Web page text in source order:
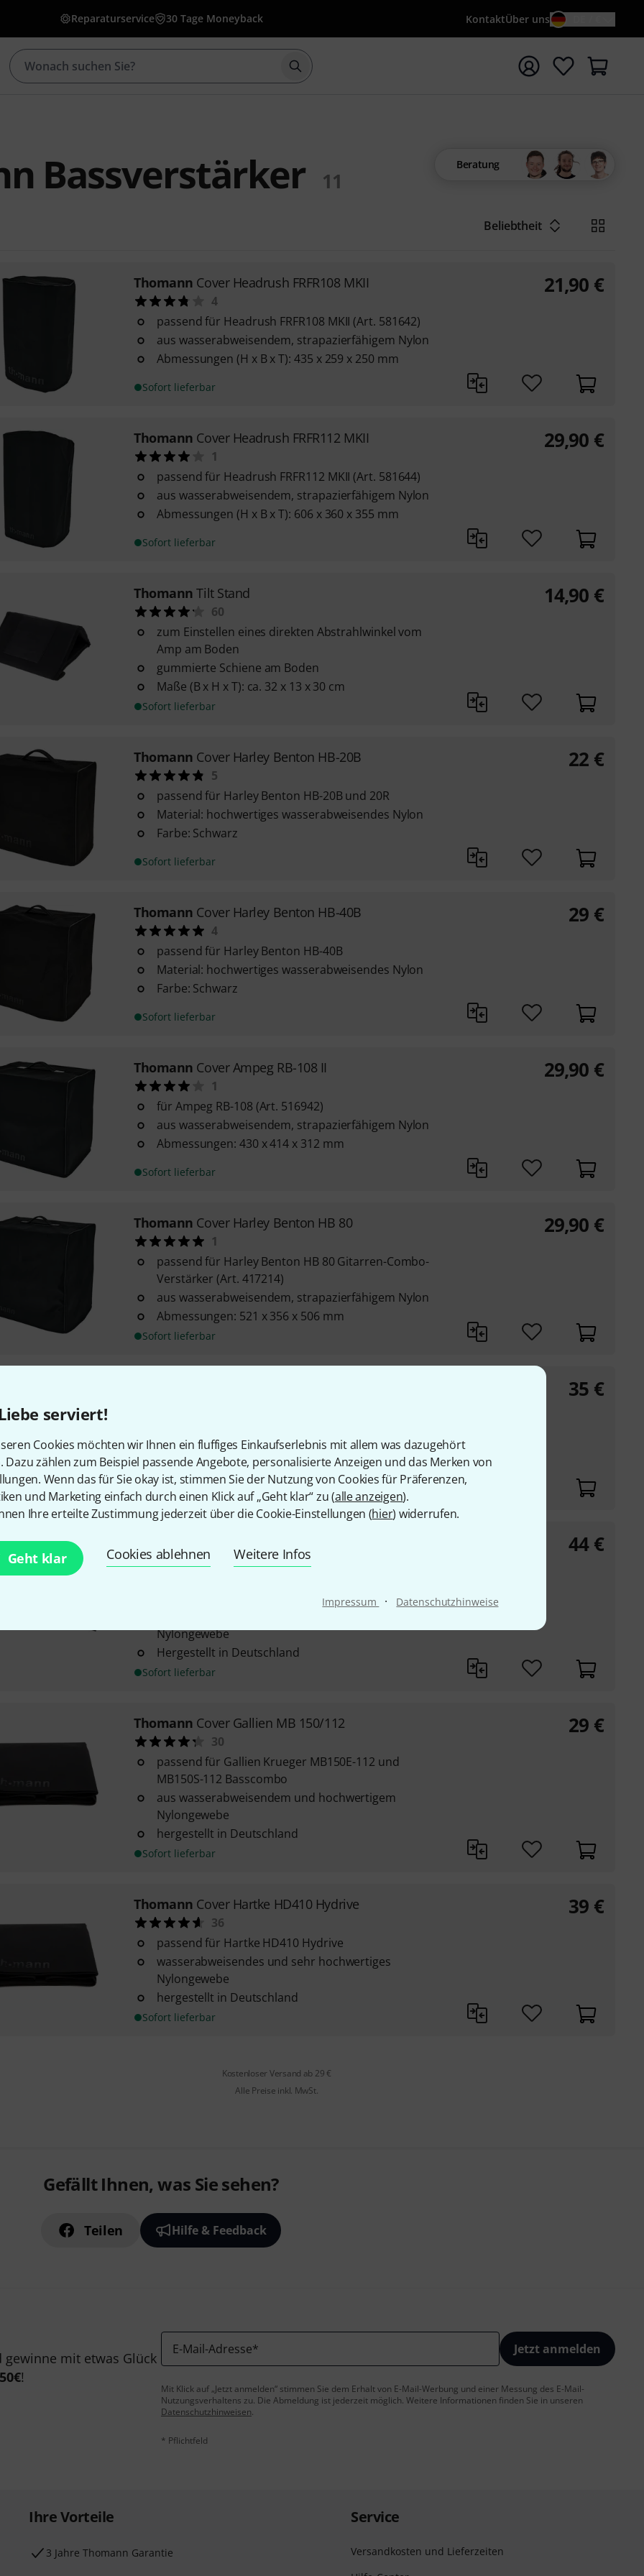
serviert!
Cookies möchten wir Ihnen ein fluffiges Einkaufserlebnis mit allem was dazugehört
Dazu zählen zum Beispiel passende Angebote, personalisierte Anzeigen und das Merken von
Wenn das für Sie okay ist, stimmen Sie der Nutzung von Cookies für Präferenzen,
und Marketing einfach durch einen Klick auf „Geht klar“ zu (alle anzeigen).
Ihre erteilte Zustimmung jederzeit über die Cookie-Einstellungen (hier) widerrufen.
Geht klar Cookies ablehnen Weitere Infos
Impressum · Datenschutzhinweise
Reparaturservice 30 Tage Moneyback KontaktÜber uns
Suche mit Suchwort {searchTerm} starten
Bassverstärker 11
Beratung
Beliebtheit
Thomann Cover Headrush FRFR108 MKII
4
passend für Headrush FRFR108 MKII (Art. 581642)
aus wasserabweisendem, strapazierfähigem Nylon
Abmessungen (H x B x T): 435 x 259 x 250 mm
Sofort lieferbar
21,90 €
Thomann Cover Headrush FRFR112 MKII
1
passend für Headrush FRFR112 MKII (Art. 581644)
aus wasserabweisendem, strapazierfähigem Nylon
Abmessungen (H x B x T): 606 x 360 x 355 mm
Sofort lieferbar
29,90 €
Thomann Tilt Stand
60
zum Einstellen eines direkten Abstrahlwinkel vom
Amp am Boden
gummierte Schiene am Boden
Maße (B x H x T): ca. 32 x 13 x 30 cm
Sofort lieferbar
14,90 €
Thomann Cover Harley Benton HB-20B
5
passend für Harley Benton HB-20B und 20R
Material: hochwertiges wasserabweisendes Nylon
Farbe: Schwarz
Sofort lieferbar
22 €
Thomann Cover Harley Benton HB-40B
4
passend für Harley Benton HB-40B
Material: hochwertiges wasserabweisendes Nylon
Farbe: Schwarz
Sofort lieferbar
29 €
Thomann Cover Ampeg RB-108 II
1
für Ampeg RB-108 (Art. 516942)
aus wasserabweisendem, strapazierfähigem Nylon
Abmessungen: 430 x 414 x 312 mm
Sofort lieferbar
29,90 €
Thomann Cover Harley Benton HB 80
1
passend für Harley Benton HB 80 Gitarren-Combo-
Verstärker (Art. 417214)
aus wasserabweisendem, strapazierfähigem Nylon
Abmessungen: 521 x 356 x 506 mm
Sofort lieferbar
29,90 €
wasserabweisendes hochwertiges Nylon
hergestellt in Deutschland
Sofort lieferbar
35 €
Nylongewebe
Hergestellt in Deutschland
Sofort lieferbar
44 €
Thomann Cover Gallien MB 150/112
30
passend für Gallien Krueger MB150E-112 und
MB150S-112 Basscombo
aus wasserabweisendem und hochwertigem
Nylongewebe
hergestellt in Deutschland
Sofort lieferbar
29 €
Thomann Cover Hartke HD410 Hydrive
36
passend für Hartke HD410 Hydrive
wasserabweisendes und sehr hochwertiges
Nylongewebe
hergestellt in Deutschland
Sofort lieferbar
39 €
Kostenloser Versand ab 29 €
Alle Preise inkl. MwSt.
Gefällt Ihnen, was Sie sehen?
Teilen Hilfe & Feedback
mit etwas Glück
50€!
E-Mail-Adresse* Jetzt anmelden
Mit Klick auf „Jetzt anmelden“ stimmen Sie dem Erhalt von E-Mail-Werbung und einer Messung des E-Mail-
Nutzungsverhaltens zu. Die Abmeldung ist jederzeit möglich. Weitere Informationen finden Sie in unseren
Datenschutzhinweisen.
* Pflichtfeld
Ihre Vorteile
3 Jahre Thomann Garantie
Service
Versandkosten und Lieferzeiten